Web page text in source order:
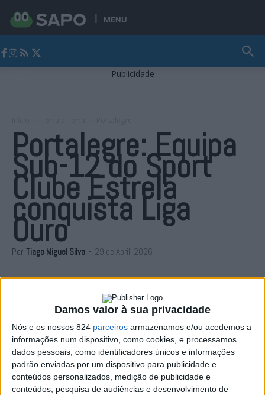
Damos valor à sua privacidade
Nós e os nossos 824 parceiros armazenamos e/ou acedemos a
informações num dispositivo, como cookies, e processamos
dados pessoais, como identificadores únicos e informações
padrão enviadas por um dispositivo para publicidade e
conteúdos personalizados, medição de publicidade e
conteúdos, pesquisa de audiências e desenvolvimento de
MENU
Publicidade
Portalegre: Equipa
Sub-12 do Sport
Clube Estrela
conquista Liga
Ouro
Por Tiago Miguel Silva - 29 de Abril, 2026